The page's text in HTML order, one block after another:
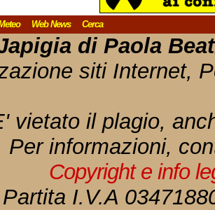
Web News Cerca
di Paola
siti Internet,
vietato il plagio,
Per informazioni,
Copyright e info
Partita I.V.A